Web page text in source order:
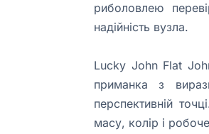
риболовлею
надійність вузла.
Lucky John Flat
приманка з
перспективній